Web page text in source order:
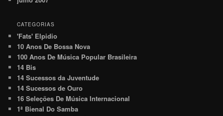
CATEGORIAS
'Fats' Elpidio
10 Anos De Bossa Nova
100 Anos De Música Popular Brasileira
14 Bis
14 Sucessos da Juventude
14 Sucessos de Ouro
16 Seleções De Música Internacional
1ª Bienal Do Samba